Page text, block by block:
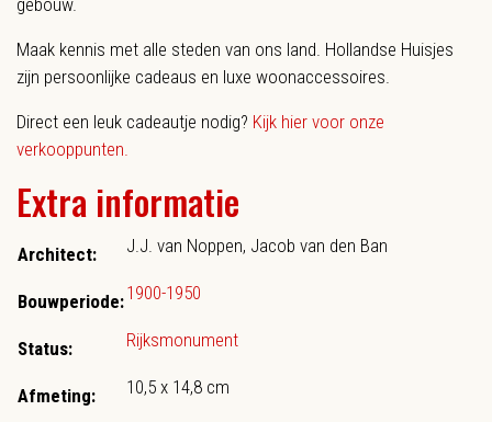
gebouw.
Maak kennis met alle steden van ons land. Hollandse Huisjes
zijn persoonlijke cadeaus en luxe woonaccessoires.
Direct een leuk cadeautje nodig? Kijk hier voor onze
verkooppunten.
Extra informatie
Architect: J.J. van Noppen, Jacob van den Ban
Bouwperiode:1900-1950
Status: Rijksmonument
Afmeting: 10,5 x 14,8 cm